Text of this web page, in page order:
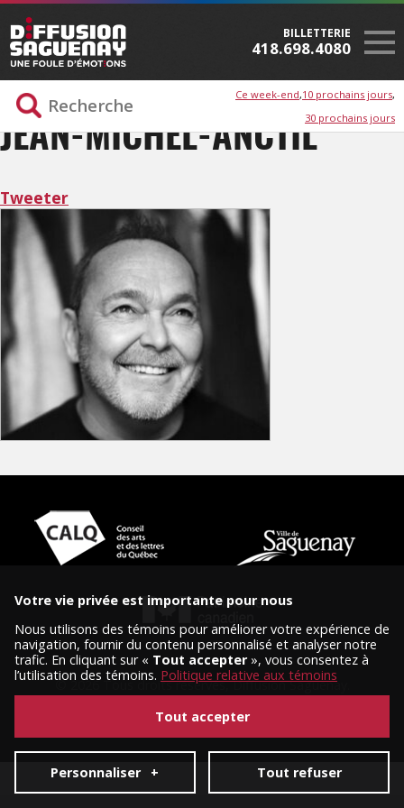
BILLETTERIE
418.698.4080
Ce week-end 10 prochains jours
30 prochains jours
JEAN-MICHEL-ANCTIL
Tweeter
© 2026 Tous droits réservés, Diffusion Saguenay.
Conception et réalisation :Nubee|Mes préférences cookies
Votre vie privée est importante pour nous
Nous utilisons des témoins pour améliorer votre expérience de
navigation, fournir du contenu personnalisé et analyser notre
trafic. En cliquant sur « Tout accepter», vous consentez à
l’utilisation des témoins. Politique relative aux témoins
Personnaliser + Tout refuser
Tout accepter